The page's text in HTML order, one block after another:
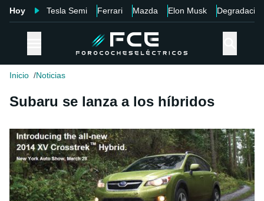
Hoy Tesla Semi Ferrari Mazda Elon Musk Degradación
Inicio Noticias
Subaru se lanza a los híbridos